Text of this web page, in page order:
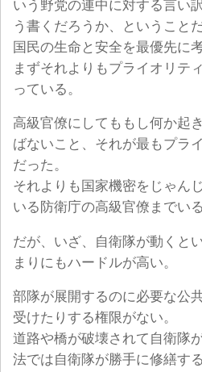
いう野党の連中に対する言い
う書くだろうか、ということだ
国民の生命と安全を最優先に
まずそれよりもプライオリテ
っている。
高級官僚にしてももし何か起
ばないこと、それが最もプラ
だった。
それよりも国家機密をじゃん
いる防衛庁の高級官僚までいる
だが、いざ、自衛隊が動くと
まりにもハードルが高い。
部隊が展開するのに必要な公
受けたりする権限がない。
道路や橋が破壊されて自衛隊
法では自衛隊が勝手に修繕す